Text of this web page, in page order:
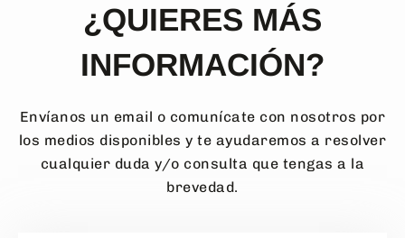
¿QUIERES MÁS
INFORMACIÓN?
Envíanos un email o comunícate con nosotros por
los medios disponibles y te ayudaremos a resolver
cualquier duda y/o consulta que tengas a la
brevedad.